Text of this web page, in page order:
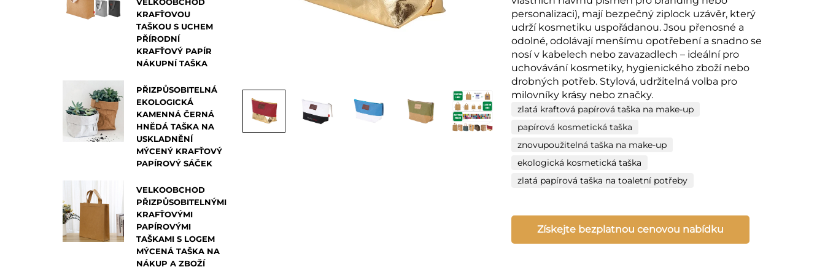
personalizaci), mají bezpečný ziplock uzávěr, který
udrží kosmetiku uspořádanou. Jsou přenosné a
odolné, odolávají menšímu opotřebení a snadno se
nosí v kabelech nebo zavazadlech – ideální pro
uchovávání kosmetiky, hygienického zboží nebo
drobných potřeb. Stylová, udržitelná volba pro
milovníky krásy nebo značky.
zlatá kraftová papírová taška na make-up
papírová kosmetická taška
znovupoužitelná taška na make-up
ekologická kosmetická taška
zlatá papírová taška na toaletní potřeby
Získejte bezplatnou cenovou nabídku
KRAFŤOVOU
TAŠKOU S UCHEM
PŘÍRODNÍ
KRAFŤOVÝ PAPÍR
NÁKUPNÍ TAŠKA
PŘIZPŮSOBITELNÁ
EKOLOGICKÁ
KAMENNÁ ČERNÁ
HNĚDÁ TAŠKA NA
USKLADNĚNÍ
MÝCENÝ KRAFŤOVÝ
PAPÍROVÝ SÁČEK
VELKOOBCHOD
PŘIZPŮSOBITELNÝMI
KRAFŤOVÝMI
PAPÍROVÝMI
TAŠKAMI S LOGEM
MÝCENÁ TAŠKA NA
NÁKUP A ZBOŽÍ